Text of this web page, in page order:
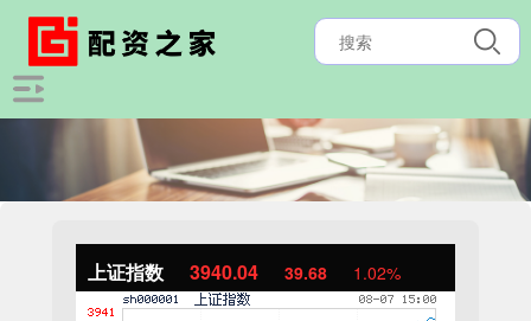
上证指数 3940.04 39.68 1.02%